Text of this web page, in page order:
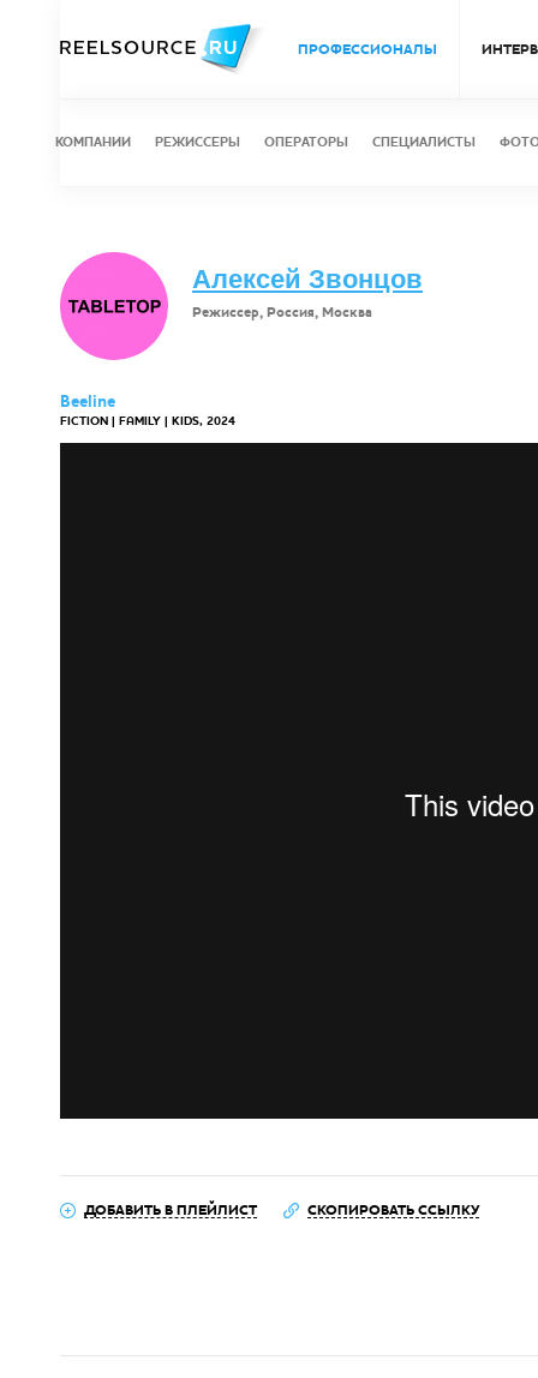
ПРОФЕССИОНАЛЫ
КОМПАНИИ РЕЖИССЕРЫ ОПЕРАТОРЫ СПЕЦИАЛИСТЫ
Алексей Звонцов
Режиссер, Россия, Москва
Beeline
FICTION | FAMILY | KIDS, 2024
ДОБАВИТЬ В ПЛЕЙЛИСТ СКОПИРОВАТЬ ССЫЛКУ